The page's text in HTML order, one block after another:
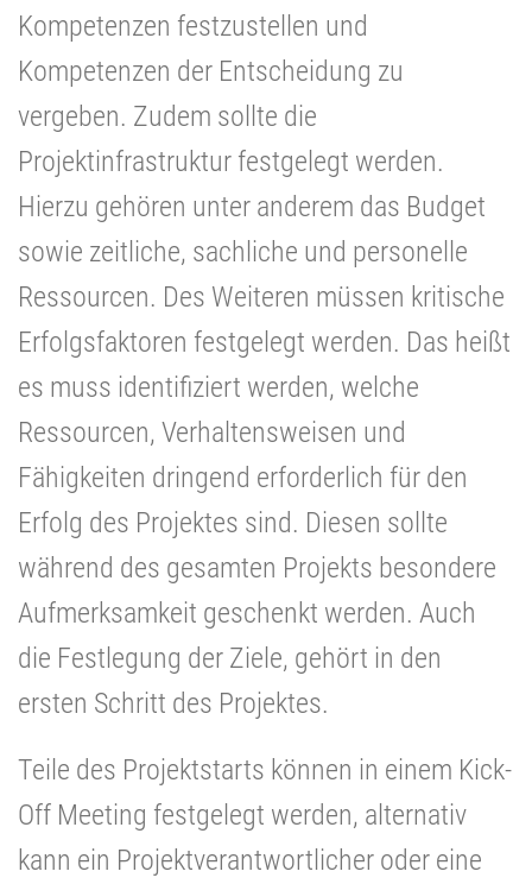
Kompetenzen festzustellen und
Kompetenzen der Entscheidung zu
vergeben. Zudem sollte die
Projektinfrastruktur festgelegt werden.
Hierzu gehören unter anderem das Budget
sowie zeitliche, sachliche und personelle
Ressourcen. Des Weiteren müssen kritische
Erfolgsfaktoren festgelegt werden. Das heißt
es muss identifiziert werden, welche
Ressourcen, Verhaltensweisen und
Fähigkeiten dringend erforderlich für den
Erfolg des Projektes sind. Diesen sollte
während des gesamten Projekts besondere
Aufmerksamkeit geschenkt werden. Auch
die Festlegung der Ziele, gehört in den
ersten Schritt des Projektes.
Teile des Projektstarts können in einem Kick-
Off Meeting festgelegt werden, alternativ
kann ein Projektverantwortlicher oder eine